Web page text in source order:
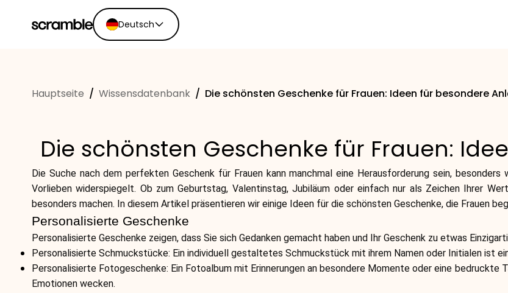
Deutsch
Español
Deutsch
Eesti keel
Hauptseite / Wissensdatenbank / Die schönsten Geschenke für Frauen: Ideen für besondere
Die schönsten Geschenke für Frauen:
Die Suche nach dem perfekten Geschenk für Frauen kann manchmal eine Herausforderung sein,
Vorlieben widerspiegelt. Ob zum Geburtstag, Valentinstag, Jubiläum oder einfach nur als Zeichen Ihrer
besonders machen. In diesem Artikel präsentieren wir einige Ideen für die schönsten Geschenke, die Frauen
Personalisierte Geschenke
Personalisierte Geschenke zeigen, dass Sie sich Gedanken gemacht haben und Ihr Geschenk zu etwas
Personalisierte Schmuckstücke: Ein individuell gestaltetes Schmuckstück mit ihrem Namen oder Initialen ist
Personalisierte Fotogeschenke: Ein Fotoalbum mit Erinnerungen an besondere Momente oder eine bedruckte
Emotionen wecken.